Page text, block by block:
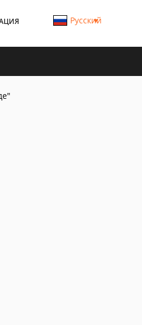
Русский